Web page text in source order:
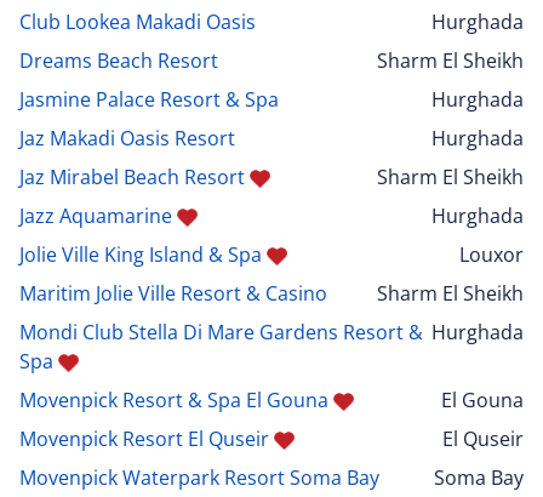
Club Lookea Makadi Oasis
Hurghada
Dreams Beach Resort
Sharm El Sheikh
Jasmine Palace Resort & Spa
Hurghada
Jaz Makadi Oasis Resort
Hurghada
Jaz Mirabel Beach Resort
Sharm El Sheikh
Jazz Aquamarine
Hurghada
Jolie Ville King Island & Spa
Louxor
Maritim Jolie Ville Resort & Casino
Sharm El Sheikh
Mondi Club Stella Di Mare Gardens Resort &
Spa
Hurghada
Movenpick Resort & Spa El Gouna
El Gouna
Movenpick Resort El Quseir
El Quseir
Movenpick Waterpark Resort Soma Bay
Soma Bay